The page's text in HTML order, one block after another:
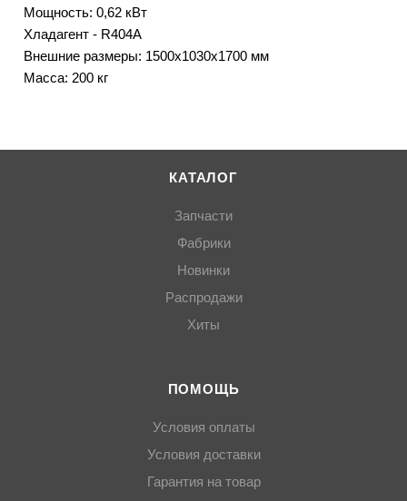
Мощность: 0,62 кВт
Хладагент - R404А
Внешние размеры: 1500х1030х1700 мм
Масса: 200 кг
КАТАЛОГ
Запчасти
Фабрики
Новинки
Распродажи
Хиты
ПОМОЩЬ
Условия оплаты
Условия доставки
Гарантия на товар